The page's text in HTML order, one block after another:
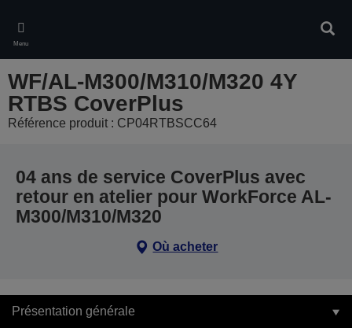
main
content
Menu
WF/AL-M300/M310/M320 4Y
RTBS CoverPlus
Référence produit : CP04RTBSCC64
04 ans de service CoverPlus avec
retour en atelier pour WorkForce AL-
M300/M310/M320
Où acheter
Présentation générale